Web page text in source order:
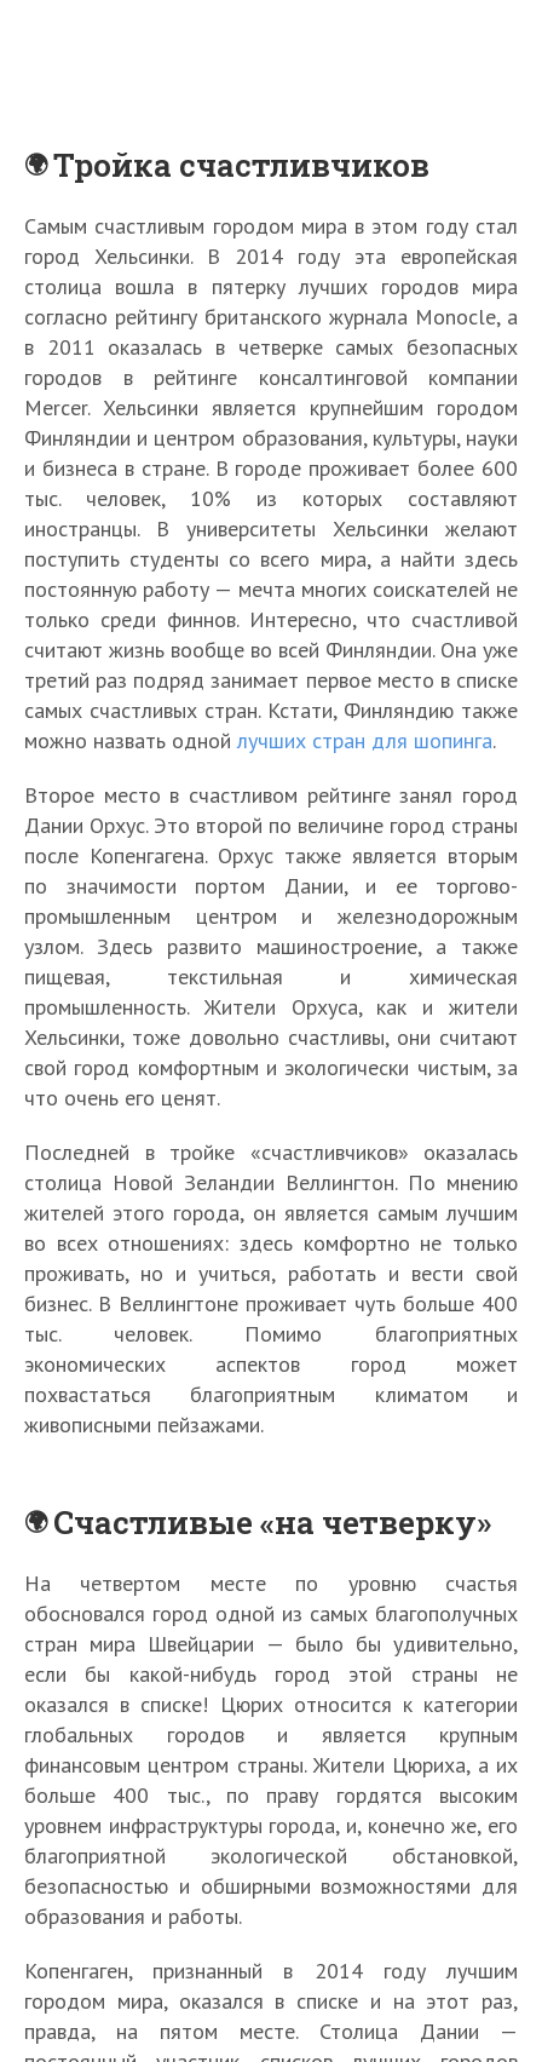
Тройка счастливчиков
Самым счастливым городом мира в этом году стал
город Хельсинки. В 2014 году эта европейская
столица вошла в пятерку лучших городов мира
согласно рейтингу британского журнала Monocle, а
в 2011 оказалась в четверке самых безопасных
городов в рейтинге консалтинговой компании
Mercer. Хельсинки является крупнейшим городом
Финляндии и центром образования, культуры, науки
и бизнеса в стране. В городе проживает более 600
тыс. человек, 10% из которых составляют
иностранцы. В университеты Хельсинки желают
поступить студенты со всего мира, а найти здесь
постоянную работу — мечта многих соискателей не
только среди финнов. Интересно, что счастливой
считают жизнь вообще во всей Финляндии. Она уже
третий раз подряд занимает первое место в списке
самых счастливых стран. Кстати, Финляндию также
можно назвать однойлучших стран для шопинга.
Второе место в счастливом рейтинге занял город
Дании Орхус. Это второй по величине город страны
после Копенгагена. Орхус также является вторым
по значимости портом Дании, и ее торгово-
промышленным центром и железнодорожным
узлом. Здесь развито машиностроение, а также
пищевая, текстильная и химическая
промышленность. Жители Орхуса, как и жители
Хельсинки, тоже довольно счастливы, они считают
свой город комфортным и экологически чистым, за
что очень его ценят.
Последней в тройке «счастливчиков» оказалась
столица Новой Зеландии Веллингтон. По мнению
жителей этого города, он является самым лучшим
во всех отношениях: здесь комфортно не только
проживать, но и учиться, работать и вести свой
бизнес. В Веллингтоне проживает чуть больше 400
тыс. человек. Помимо благоприятных
экономических аспектов город может
похвастаться благоприятным климатом и
живописными пейзажами.
Счастливые «на четверку»
На четвертом месте по уровню счастья
обосновался город одной из самых благополучных
стран мира Швейцарии — было бы удивительно,
если бы какой-нибудь город этой страны не
оказался в списке! Цюрих относится к категории
глобальных городов и является крупным
финансовым центром страны. Жители Цюриха, а их
больше 400 тыс., по праву гордятся высоким
уровнем инфраструктуры города, и, конечно же, его
благоприятной экологической обстановкой,
безопасностью и обширными возможностями для
образования и работы.
Копенгаген, признанный в 2014 году лучшим
городом мира, оказался в списке и на этот раз,
правда, на пятом месте. Столица Дании —